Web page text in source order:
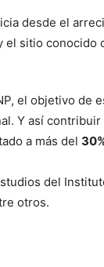
desde el
el sitio conocido
el objetivo de
Y así
a más del
del
otros.